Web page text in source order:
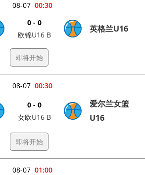
00:30
08-07
0 - 0
欧锦U16 B
英格兰U16
即将开始
00:30
08-07
0 - 0
女欧U16 B
爱尔兰女篮
U16
即将开始
01:00
08-07